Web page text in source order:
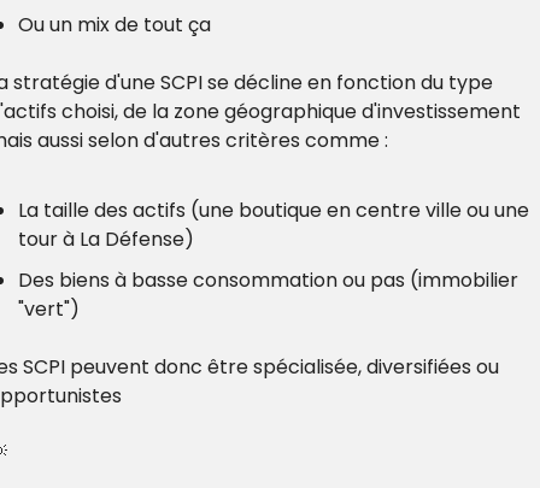
Ou un mix de tout ça
stratégie d'une SCPI se décline en fonction du type
choisi, de la zone géographique d'investissement
aussi selon d'autres critères comme :
La taille des actifs (une boutique en centre ville ou une
tour à La Défense)
Des biens à basse consommation ou pas (immobilier
"vert")
SCPI peuvent donc être spécialisée, diversifiées ou